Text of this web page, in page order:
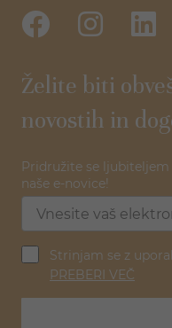
Želite biti
novostih in
Pridružite se
naše e-novice!
Strinjam se z
PREBERI VEČ